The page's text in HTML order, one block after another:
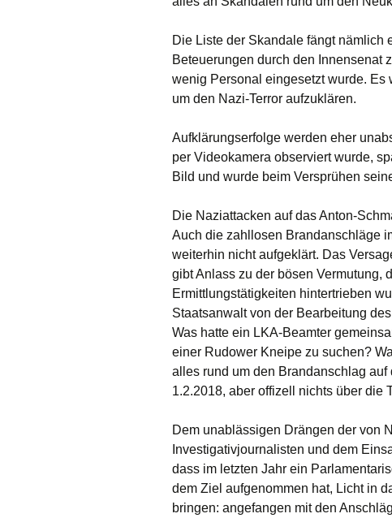
Die Liste der Skandale fängt nämlich
Beteuerungen durch den Innensenat
wenig Personal eingesetzt wurde.
um den Nazi-Terror aufzuklären.
Aufklärungserfolge werden eher
per Videokamera observiert wurde,
Bild und wurde beim Versprühen
Die Naziattacken auf das Anton-
Auch die zahllosen Brandanschläge
weiterhin nicht aufgeklärt. Das
gibt Anlass zu der bösen Vermutung,
Ermittlungstätigkeiten hintertrieben
Staatsanwalt von der Bearbeitung
Was hatte ein LKA-Beamter
einer Rudower Kneipe zu suchen?
alles rund um den Brandanschlag
1.2.2018, aber offizell nichts über die
Dem unablässigen Drängen der von
Investigativjournalisten und dem
dass im letzten Jahr ein
dem Ziel aufgenommen hat, Licht in
bringen: angefangen mit den